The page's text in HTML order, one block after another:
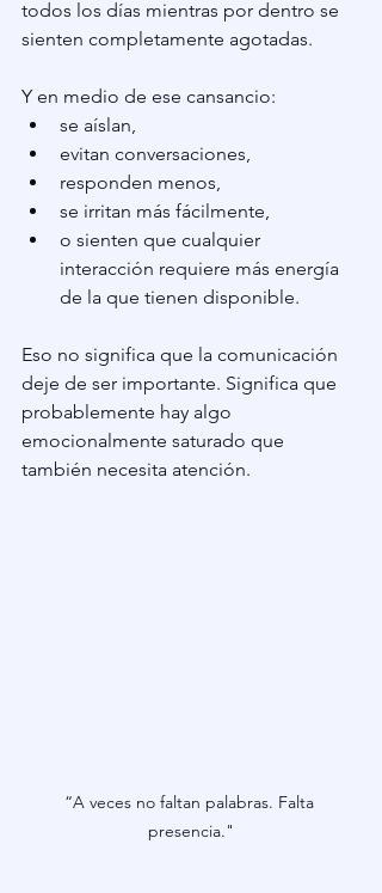
todos los días mientras por dentro se
sienten completamente agotadas.
Y en medio de ese cansancio:
se aíslan,
evitan conversaciones,
responden menos,
se irritan más fácilmente,
o sienten que cualquier
interacción requiere más energía
de la que tienen disponible.
Eso no significa que la comunicación
deje de ser importante. Significa que
probablemente hay algo
emocionalmente saturado que
también necesita atención.
“A veces no faltan palabras. Falta
presencia."